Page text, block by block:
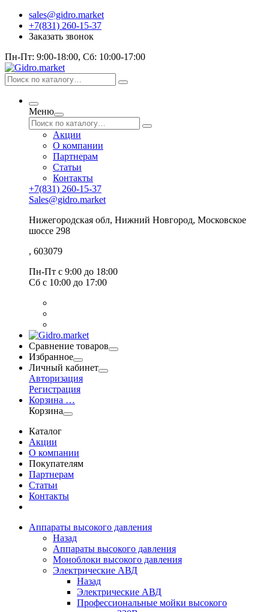
sales@gidro.market
+7(831) 260-15-37
Заказать звонок
Пн-Пт: 9:00-18:00, Сб: 10:00-17:00
Меню
Акции
О компании
Партнерам
Статьи
Контакты
+7(831) 260-15-37
Sales@gidro.market
Нижегородская обл, Нижний Новгород, Московское
шоссе 298
, 603079
Пн-Пт с 9:00 до 18:00
Сб с 10:00 до 17:00
Сравнение товаров
Избранное
Личный кабинет
Авторизация
Регистрация
Корзина …
Корзина
Каталог
Акции
О компании
Покупателям
Партнерам
Статьи
Контакты
Аппараты высокого давления
Назад
Аппараты высокого давления
Моноблоки высокого давления
Электрические АВД
Назад
Электрические АВД
Профессиональные мойки высокого